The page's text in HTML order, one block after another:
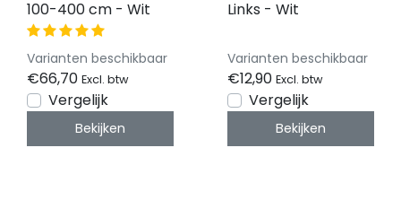
100-400 cm - Wit
Varianten beschikbaar
€66,70 Excl. btw
Vergelijk
Bekijken
Links - Wit
Varianten beschikbaar
€12,90 Excl. btw
Vergelijk
Bekijken